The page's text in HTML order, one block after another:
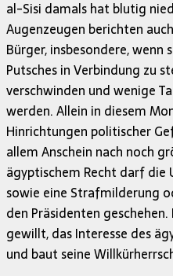
al-Sisi damals hat blutig
Augenzeugen berichten
Bürger, insbesondere, wenn
Putsches in Verbindung zu
verschwinden und wenige
werden. Allein in diesem
Hinrichtungen politischer
allem Anschein nach noch
ägyptischem Recht darf die
sowie eine Strafmilderung
den Präsidenten
gewillt, das Interesse des
und baut seine